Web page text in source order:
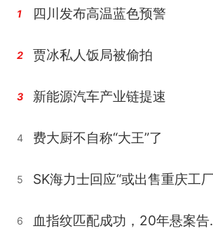
1 四川发布高温蓝色预警
2 贾冰私人饭局被偷拍
3 新能源汽车产业链提速
4 费大厨不自称“大王”了
5
6 血指纹匹